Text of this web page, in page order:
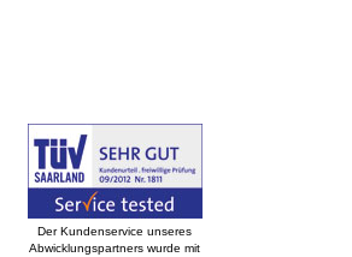
Der Kundenservice unseres
Abwicklungspartners wurde mit